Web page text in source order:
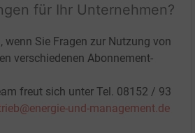
für Ihr Unternehmen?
wenn Sie Fragen zur Nutzung von
verschiedenen Abonnement-
freut sich unter Tel. 08152 / 93
und-management.de